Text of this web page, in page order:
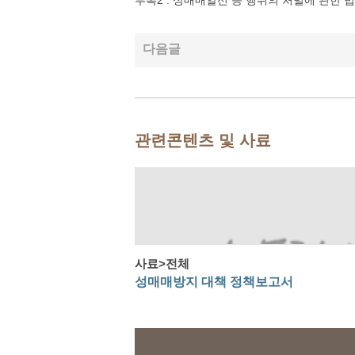
다음글
관련콘텐츠 및 사료
사료>전체
성매매방지 대책 정책보고서